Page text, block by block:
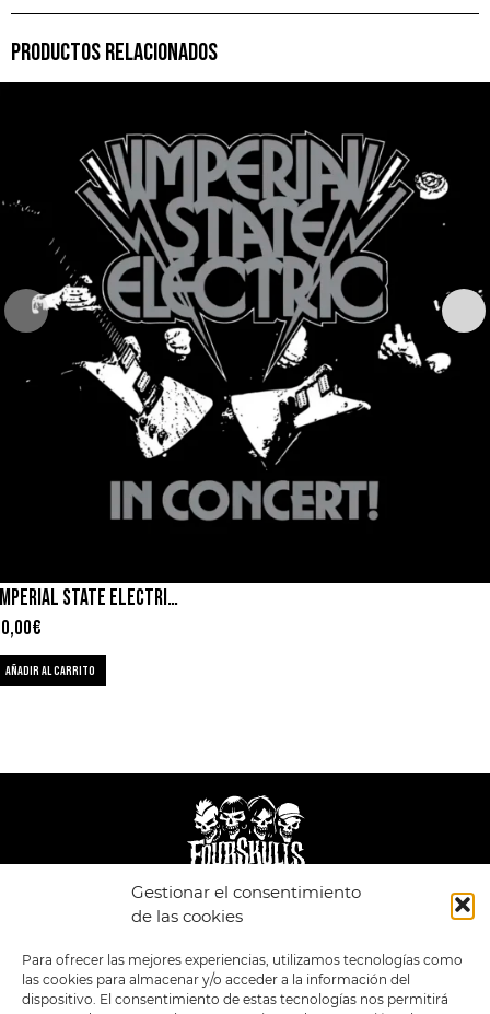
Gestionar el consentimiento
de las cookies
Para ofrecer las mejores experiencias, utilizamos tecnologías como
las cookies para almacenar y/o acceder a la información del
dispositivo. El consentimiento de estas tecnologías nos permitirá
PRODUCTOS RELACIONADOS
IMPERIAL STATE ELECTRIC – IN CONCERT
€
AÑADIR AL CARRITO
POLÍTICA DE
PRIVACIDAD
TÉRMINOS Y
CONDICIONES
TIENDA
ESTILOS
FORMATOS
PREVENTAS
OFERTAS